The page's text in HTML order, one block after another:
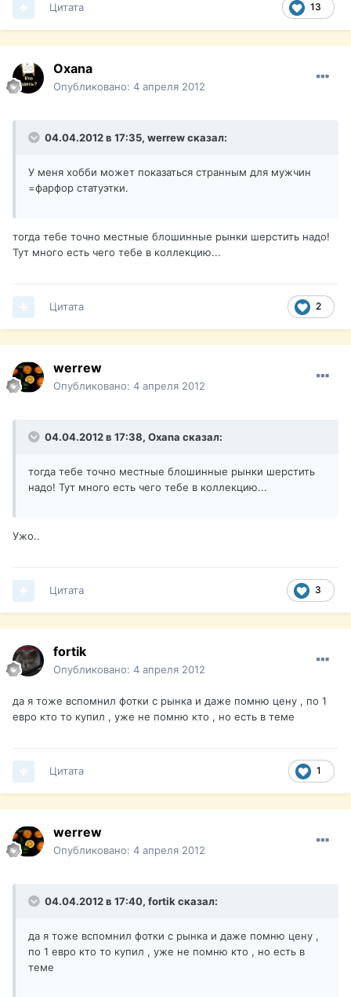
13
Цитата
Oxana
Опубликовано: 4 апреля 2012
04.04.2012 в 17:35, werrew сказал:
У меня хобби может показаться странным для мужчин
=фарфор статуэтки.
тогда тебе точно местные блошинные рынки шерстить надо!
Тут много есть чего тебе в коллекцию...
2
Цитата
werrew
Опубликовано: 4 апреля 2012
04.04.2012 в 17:38, Oxana сказал:
тогда тебе точно местные блошинные рынки шерстить
надо! Тут много есть чего тебе в коллекцию...
Ужо..
3
Цитата
fortik
Опубликовано: 4 апреля 2012
да я тоже вспомнил фотки с рынка и даже помню цену , по 1
евро кто то купил , уже не помню кто , но есть в теме
1
Цитата
werrew
Опубликовано: 4 апреля 2012
04.04.2012 в 17:40, fortik сказал:
да я тоже вспомнил фотки с рынка и даже помню цену ,
по 1 евро кто то купил , уже не помню кто , но есть в
теме